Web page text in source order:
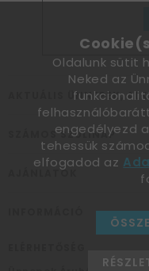
AKTUÁLIS ÜNNEPEK,
SZÁMOS SZÜLINAP
AJÁNLATOK
Oldalunk sütit
Neked az
engedélyezd
tehessük
elfogadod az